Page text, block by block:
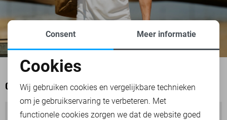
OOK HET BEKIJKEN WAARD
Noodzakelijke cookies
Personalisatie cookies
Consent Meer informatie
Cookies
Wij gebruiken cookies en vergelijkbare technieken
om je gebruikservaring te verbeteren. Met
functionele cookies zorgen we dat de website goed